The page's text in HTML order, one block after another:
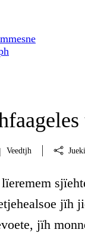
Veedtjh
jïh
jïh